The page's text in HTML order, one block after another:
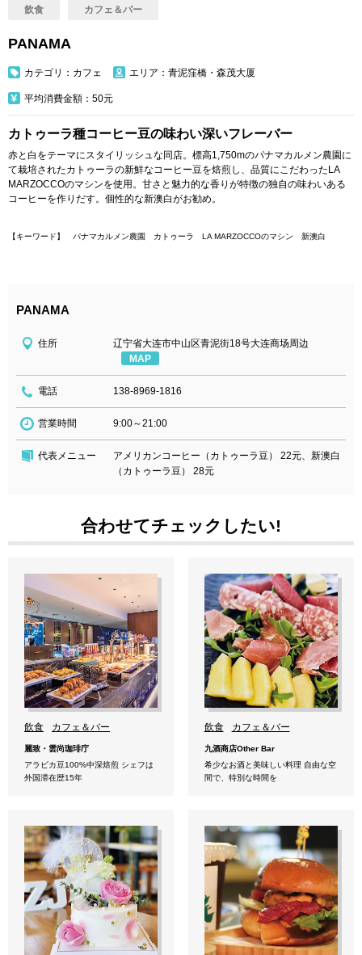
飲食 カフェ＆バー
PANAMA
カテゴリ：カフェ エリア：青泥窪橋・森茂大厦
平均消費金額：50元
カトゥーラ種コーヒー豆の味わい深いフレーバー
赤と白をテーマにスタイリッシュな同店。標高1,750mのパナマカルメン農園に
て栽培されたカトゥーラの新鮮なコーヒー豆を焙煎し、品質にこだわったLA
MARZOCCOのマシンを使用。甘さと魅力的な香りが特徴の独自の味わいある
コーヒーを作りだす。個性的な新澳白がお勧め。
【キーワード】 パナマカルメン農園 カトゥーラ LA MARZOCCOのマシン 新澳白
PANAMA
住所
辽宁省大连市中山区青泥街18号大连商场周边
MAP
電話 138-8969-1816
営業時間 9:00～21:00
代表メニュー
アメリカンコーヒー（カトゥーラ豆） 22元、新澳白
（カトゥーラ豆） 28元
合わせてチェックしたい!
飲食 カフェ＆バー
麗致・雲尚珈琲庁
アラビカ豆100%中深焙煎 シェフは
外国滞在歴15年
飲食 カフェ＆バー
九酒商店Other Bar
希少なお酒と美味しい料理 自由な空
間で、特別な時間を